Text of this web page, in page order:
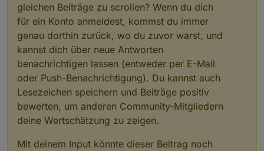
gleichen Beiträge zu scrollen? Wenn du dich
für ein Konto anmeldest, kommst du immer
genau dorthin zurück, wo du zuvor warst, und
kannst dich über neue Antworten
benachrichtigen lassen (entweder per E-Mail
oder Push-Benachrichtigung). Du kannst auch
Lesezeichen speichern und Beiträge positiv
bewerten, um anderen Community-Mitgliedern
deine Wertschätzung zu zeigen.
Mit deinem Input könnte dieser Beitrag noch